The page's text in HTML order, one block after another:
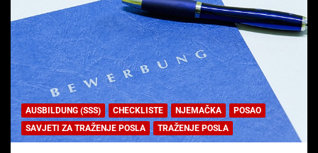
AUSBILDUNG (SSS) CHECKLISTE NJEMAČKA
POSAO
SAVJETI ZA TRAŽENJE POSLA
TRAŽENJE POSLA